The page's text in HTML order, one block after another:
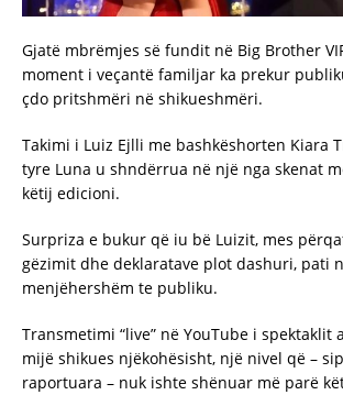
Gjatë mbrëmjes së fundit në Big Brother
moment i veçantë familjar ka prekur
çdo pritshmëri në shikueshmëri.
Takimi i Luiz Ejlli me bashkëshorten Kiara
tyre Luna u shndërrua në një nga skenat
këtij edicioni.
Surpriza e bukur që iu bë Luizit, mes
gëzimit dhe deklaratave plot dashuri, pati
menjëhershëm te publiku.
Transmetimi “live” në YouTube i
mijë shikues njëkohësisht, një nivel që –
raportuara – nuk ishte shënuar më parë